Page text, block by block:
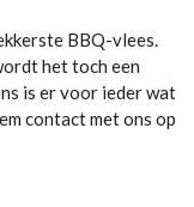
BBQ-vlees.
het toch een
is er voor ieder wat
contact met ons op